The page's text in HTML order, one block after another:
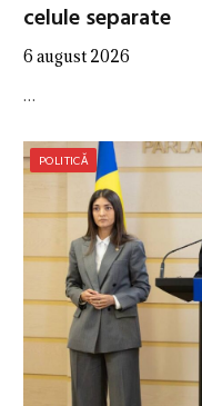
celule separate
6 august 2026
…
POLITICĂ